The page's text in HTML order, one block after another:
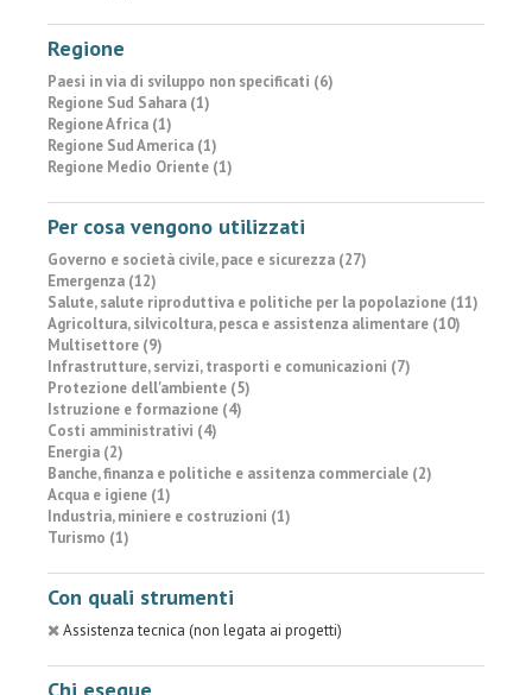
Regione
Paesi in via di sviluppo non specificati (6)
Regione Sud Sahara (1)
Regione Africa (1)
Regione Sud America (1)
Regione Medio Oriente (1)
Per cosa vengono utilizzati
Governo e società civile, pace e sicurezza (27)
Emergenza (12)
Salute, salute riproduttiva e politiche per la popolazione (11)
Agricoltura, silvicoltura, pesca e assistenza alimentare (10)
Multisettore (9)
Infrastrutture, servizi, trasporti e comunicazioni (7)
Protezione dell'ambiente (5)
Istruzione e formazione (4)
Costi amministrativi (4)
Energia (2)
Banche, finanza e politiche e assitenza commerciale (2)
Acqua e igiene (1)
Industria, miniere e costruzioni (1)
Turismo (1)
Con quali strumenti
Assistenza tecnica (non legata ai progetti)